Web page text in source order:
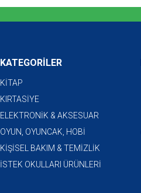
KATEGORİLER
KİTAP
KIRTASİYE
ELEKTRONİK & AKSESUAR
OYUN, OYUNCAK, HOBİ
KİŞİSEL BAKIM & TEMİZLİK
İSTEK OKULLARI ÜRÜNLERİ